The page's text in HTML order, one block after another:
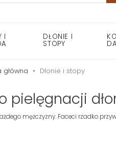
I DŁONIE I
STOPY
główna Dłonie i stopy
pielęgnacji
mężczyzny. Faceci rzadko